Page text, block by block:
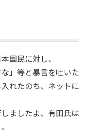
国民に対し、
」等と暴言を吐いた
れたのち、ネットに
ましたよ、有田氏は